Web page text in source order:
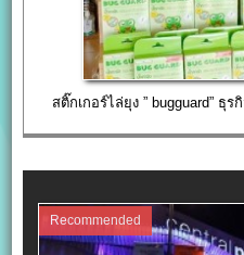
สติ๊กเกอร์ไล่ยุง ” bugguard”
Recommended